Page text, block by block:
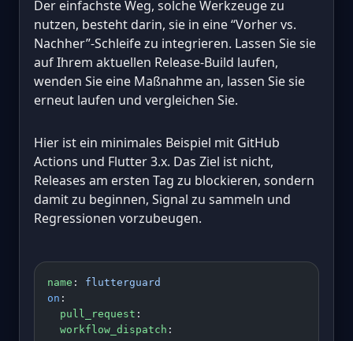
Der einfachste Weg, solche Werkzeuge zu
nutzen, besteht darin, sie in eine “Vorher vs.
Nachher”-Schleife zu integrieren. Lassen Sie sie
auf Ihrem aktuellen Release-Build laufen,
wenden Sie eine Maßnahme an, lassen Sie sie
erneut laufen und vergleichen Sie.
Hier ist ein minimales Beispiel mit GitHub
Actions und Flutter 3.x. Das Ziel ist nicht,
Releases am ersten Tag zu blockieren, sondern
damit zu beginnen, Signal zu sammeln und
Regressionen vorzubeugen.
name : flutterguard
on :
  pull_request
:
  workflow_dispatch
: